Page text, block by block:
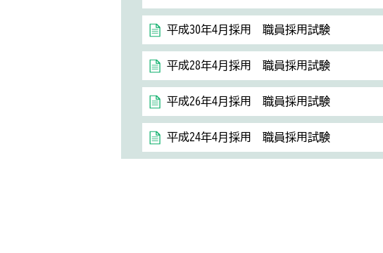
平成30年4月採用 職員採用試験
平成28年4月採用 職員採用試験
平成26年4月採用 職員採用試験
平成24年4月採用 職員採用試験